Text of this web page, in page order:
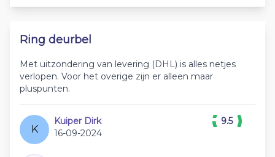
Ring deurbel
Met uitzondering van levering (DHL) is alles netjes
verlopen. Voor het overige zijn er alleen maar
pluspunten.
K
Kuiper Dirk
16-09-2024
9.5